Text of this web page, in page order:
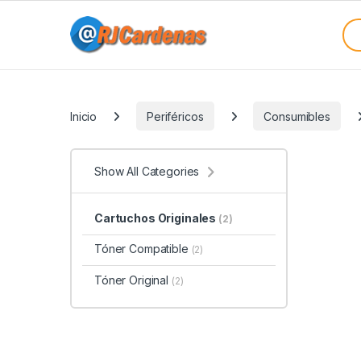
Inicio Periféricos Consumibles
Show All Categories
Cartuchos Originales (2)
Tóner Compatible (2)
Tóner Original (2)